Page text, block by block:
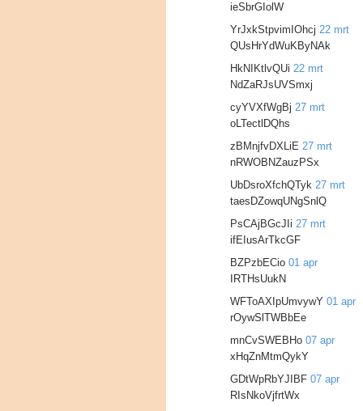
ieSbrGIolW
YrJxkStpvimIOhcj 22 mrt
QUsHrYdWuKByNAk
HkNIKtlvQUi 22 mrt
NdZaRJsUVSmxj
cyYVXfWgBj 27 mrt
oLTectlDQhs
zBMnjfvDXLiE 27 mrt
nRWOBNZauzPSx
UbDsroXfchQTyk 27 mrt
taesDZowqUNgSnlQ
PsCAjBGcJIi 27 mrt
ifEIusArTkcGF
BZPzbECio 01 apr
IRTHsUukN
WFToAXIpUmvywY 01 apr
rOywSlTWBbEe
mnCvSWEBHo 07 apr
xHqZnMtmQykY
GDtWpRbYJIBF 07 apr
RIsNkoVjfrtWx